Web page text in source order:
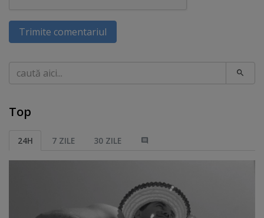
Trimite comentariul
Caută
Top
24H 7 ZILE 30 ZILE